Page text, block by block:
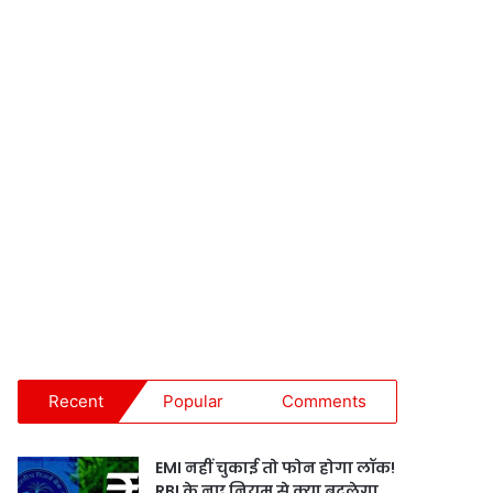
Recent Popular Comments
EMI नहीं चुकाई तो फोन होगा लॉक!